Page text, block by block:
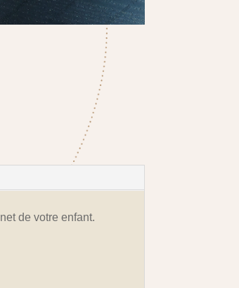
de votre enfant.